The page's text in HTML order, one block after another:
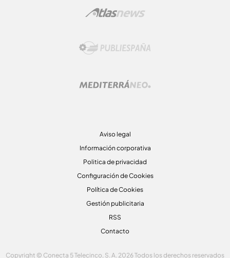
Aviso legal
Información corporativa
Politica de privacidad
Configuración de Cookies
Política de Cookies
Gestión publicitaria
RSS
Contacto
Copyright © Conecta 5 Telecinco, S. A. 2026 Todos los derechos reservados